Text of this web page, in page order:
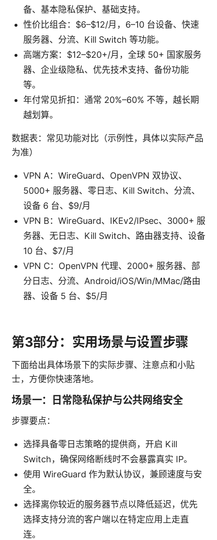
备、基本隐私保护、基础支持。
性价比组合：$6–$12/月，6–10 台设备、快速
服务器、分流、Kill Switch 等功能。
高端方案：$12–$20+/月，全球 50+ 国家服务
器、企业级隐私、优先技术支持、备份功能
等。
年付常见折扣：通常 20%–60% 不等，越长期
越划算。
数据表：常见功能对比（示例性，具体以实际产品
为准）
VPN A：WireGuard、OpenVPN 双协议、
5000+ 服务器、零日志、Kill Switch、分流、
设备 6 台、$9/月
VPN B：WireGuard、IKEv2/IPsec、3000+ 服
务器、无日志、Kill Switch、路由器支持、设备
10 台、$7/月
VPN C：OpenVPN 代理、2000+ 服务器、部
分日志、分流、Android/iOS/Win/MMac/路由
器、设备 5 台、$5/月
第3部分：实用场景与设置步骤
下面给出具体场景下的实际步骤、注意点和小贴
士，方便你快速落地。
场景一：日常隐私保护与公共网络安全
步骤要点：
选择具备零日志策略的提供商，开启 Kill
Switch，确保网络断线时不会暴露真实 IP。
使用 WireGuard 作为默认协议，兼顾速度与安
全。
选择离你较近的服务器节点以降低延迟，优先
选择支持分流的客户端以在特定应用上走直
连。